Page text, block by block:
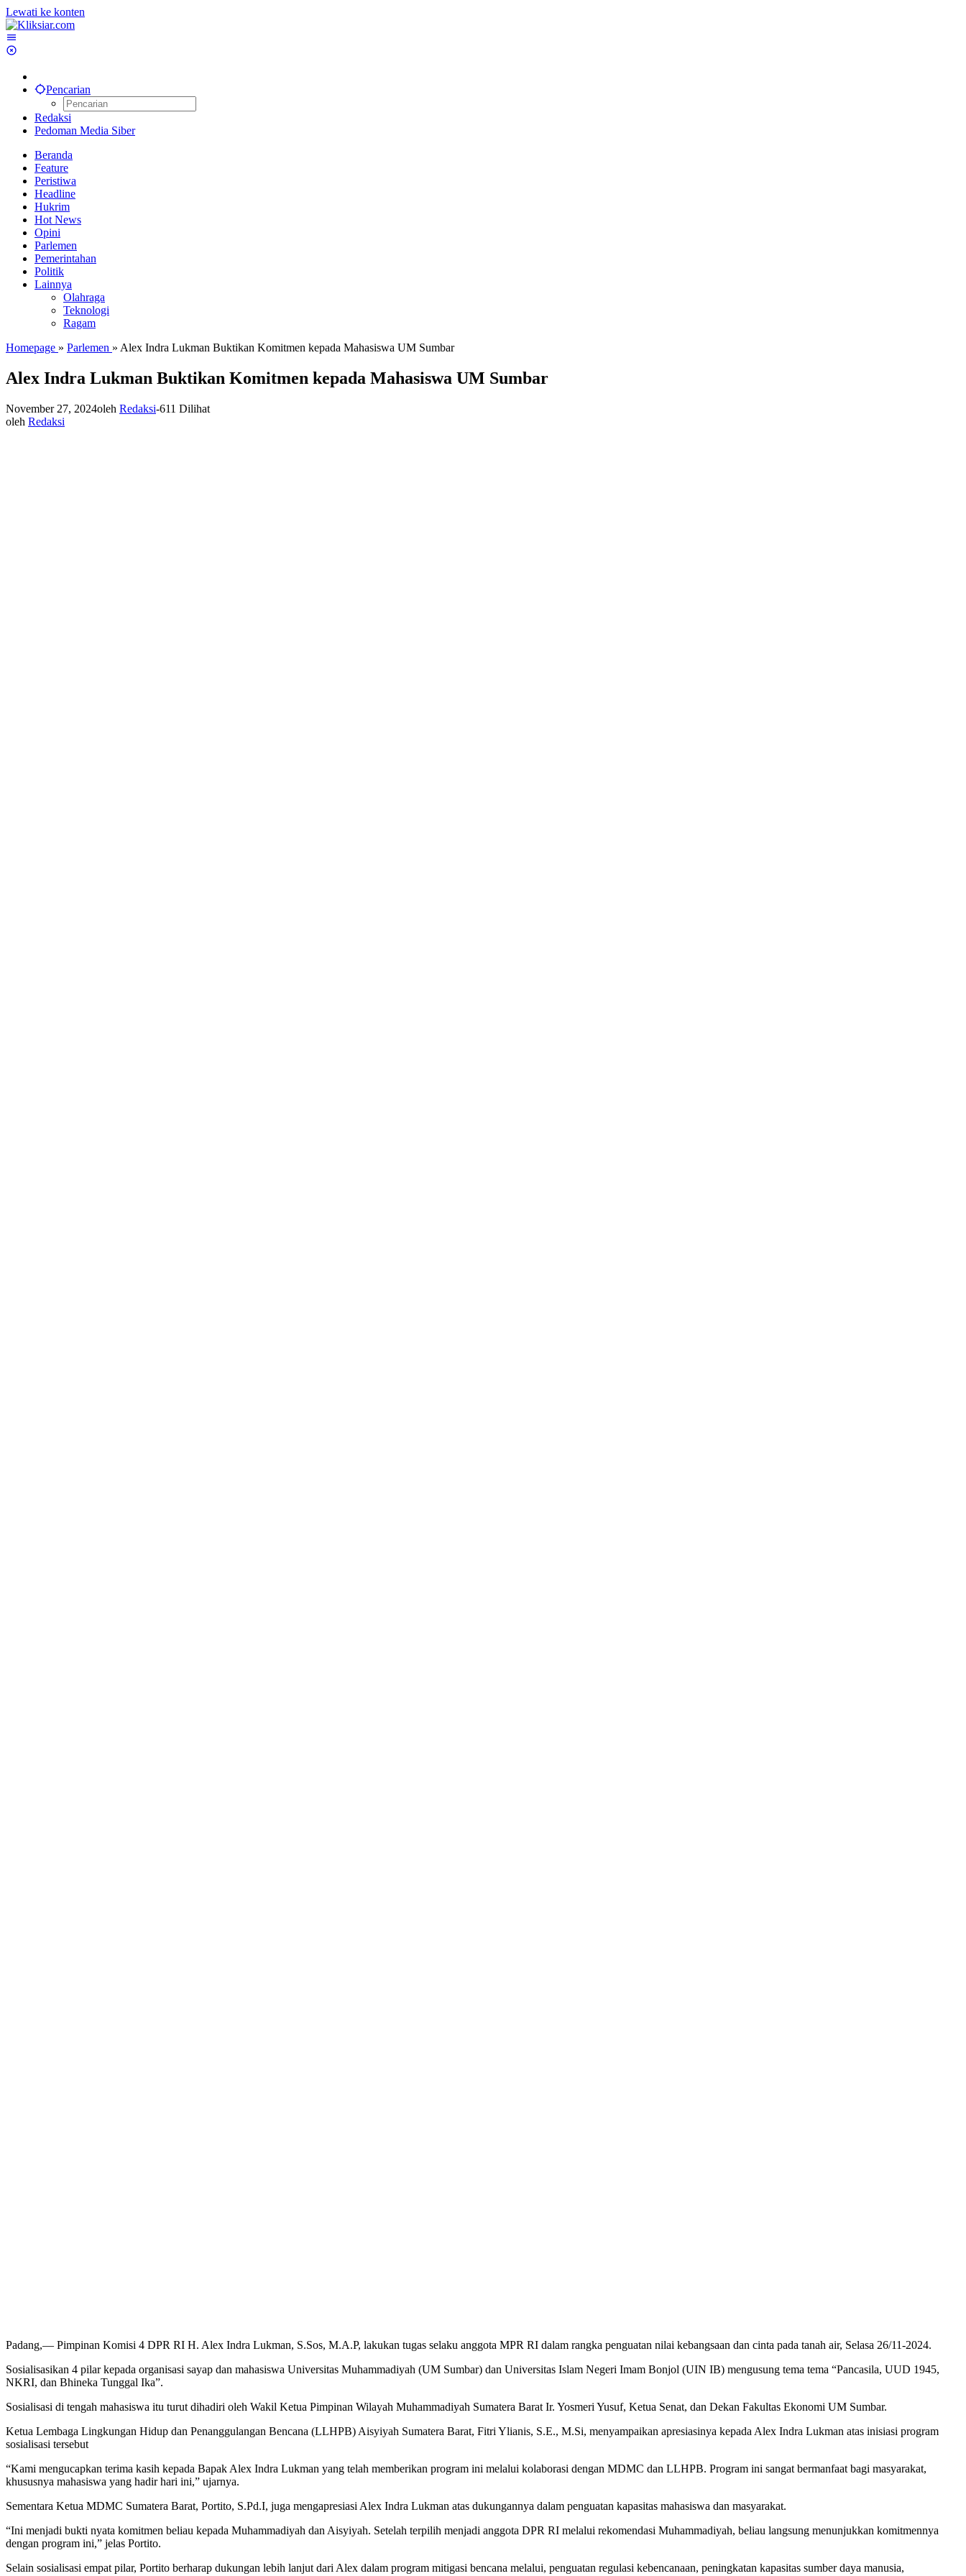
Lewati ke konten
Pencarian
Redaksi
Pedoman Media Siber
Beranda
Feature
Peristiwa
Headline
Hukrim
Hot News
Opini
Parlemen
Pemerintahan
Politik
Lainnya
Olahraga
Teknologi
Ragam
Homepage » Parlemen » Alex Indra Lukman Buktikan Komitmen kepada Mahasiswa UM Sumbar
Alex Indra Lukman Buktikan Komitmen kepada Mahasiswa UM Sumbar
November 27, 2024oleh Redaksi-611 Dilihat
oleh Redaksi
Padang,— Pimpinan Komisi 4 DPR RI H. Alex Indra Lukman, S.Sos, M.A.P, lakukan tugas selaku anggota MPR RI dalam rangka penguatan nilai kebangsaan dan cinta pada tanah air, Selasa 26/11-2024.
Sosialisasikan 4 pilar kepada organisasi sayap dan mahasiswa Universitas Muhammadiyah (UM Sumbar) dan Universitas Islam Negeri Imam Bonjol (UIN IB) mengusung tema tema “Pancasila, UUD 1945,
NKRI, dan Bhineka Tunggal Ika”.
Sosialisasi di tengah mahasiswa itu turut dihadiri oleh Wakil Ketua Pimpinan Wilayah Muhammadiyah Sumatera Barat Ir. Yosmeri Yusuf, Ketua Senat, dan Dekan Fakultas Ekonomi UM Sumbar.
Ketua Lembaga Lingkungan Hidup dan Penanggulangan Bencana (LLHPB) Aisyiyah Sumatera Barat, Fitri Ylianis, S.E., M.Si, menyampaikan apresiasinya kepada Alex Indra Lukman atas inisiasi program
sosialisasi tersebut
“Kami mengucapkan terima kasih kepada Bapak Alex Indra Lukman yang telah memberikan program ini melalui kolaborasi dengan MDMC dan LLHPB. Program ini sangat bermanfaat bagi masyarakat,
khususnya mahasiswa yang hadir hari ini,” ujarnya.
Sementara Ketua MDMC Sumatera Barat, Portito, S.Pd.I, juga mengapresiasi Alex Indra Lukman atas dukungannya dalam penguatan kapasitas mahasiswa dan masyarakat.
“Ini menjadi bukti nyata komitmen beliau kepada Muhammadiyah dan Aisyiyah. Setelah terpilih menjadi anggota DPR RI melalui rekomendasi Muhammadiyah, beliau langsung menunjukkan komitmennya
dengan program ini,” jelas Portito.
Selain sosialisasi empat pilar, Portito berharap dukungan lebih lanjut dari Alex dalam program mitigasi bencana melalui, penguatan regulasi kebencanaan, peningkatan kapasitas sumber daya manusia,